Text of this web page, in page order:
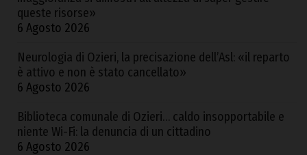
queste risorse»
6 Agosto 2026
Neurologia di Ozieri, la precisazione dell’Asl: «il reparto
è attivo e non è stato cancellato»
6 Agosto 2026
Biblioteca comunale di Ozieri… caldo insopportabile e
niente Wi-Fi: la denuncia di un cittadino
6 Agosto 2026